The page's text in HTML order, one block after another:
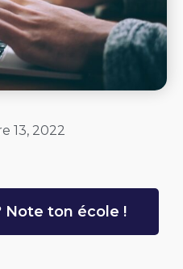
13, 2022
Note ton école !